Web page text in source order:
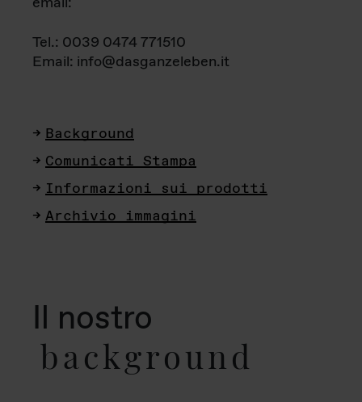
Tel.: 0039 0474 771510
Email: info@dasganzeleben.it
Background
Comunicati Stampa
Informazioni sui prodotti
Archivio immagini
Il nostro
background